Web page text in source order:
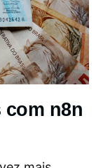
com n8n